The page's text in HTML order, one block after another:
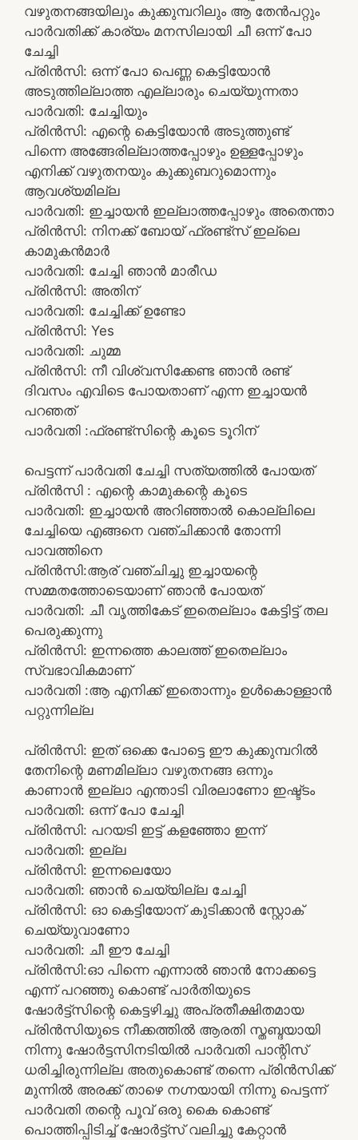
വഴുതനങ്ങയിലും കുക്കുമ്പറിലും ആ തേൻപറ്റും
പാർവതിക്ക് കാര്യം മനസിലായി ചീ ഒന്ന് പോ
ചേച്ചി
പ്രിൻസി: ഒന്ന് പോ പെണ്ണ കെട്ടിയോൻ
അടുത്തില്ലാത്ത എല്ലാരും ചെയ്യുന്നതാ
പാർവതി: ചേച്ചിയും
പ്രിൻസി: എന്റെ കെട്ടിയോൻ അടുത്തുണ്ട്
പിന്നെ അങ്ങേരില്ലാത്തപ്പോഴും ഉള്ളപ്പോഴും
എനിക്ക് വഴുതനയും കുക്കുബറുമൊന്നും
ആവശ്യമില്ല
പാർവതി: ഇച്ചായൻ ഇല്ലാത്തപ്പോഴും അതെന്താ
പ്രിൻസി: നിനക്ക് ബോയ് ഫ്രണ്ട്സ് ഇല്ലെ
കാമുകൻമാർ
പാർവതി: ചേച്ചി ഞാൻ മാരീഡ
പ്രിൻസി: അതിന്
പാർവതി: ചേച്ചിക്ക് ഉണ്ടോ
പ്രിൻസി: Yes
പാർവതി: ചുമ്മ
പ്രിൻസി: നീ വിശ്വസിക്കേണ്ട ഞാൻ രണ്ട്
ദിവസം എവിടെ പോയതാണ് എന്ന ഇച്ചായൻ
പറഞത്
പാർവതി :ഫ്രണ്ട്സിന്റെ കൂടെ ടൂറിന്
പെട്ടന്ന് പാർവതി ചേച്ചി സത്യത്തിൽ പോയത്
പ്രിൻസി : എന്റെ കാമുകന്റെ കൂടെ
പാർവതി: ഇച്ചായൻ അറിഞ്ഞാൽ കൊല്ലിലെ
ചേച്ചിയെ എങ്ങനെ വഞ്ചിക്കാൻ തോന്നി
പാവത്തിനെ
പ്രിൻസി:ആര് വഞ്ചിച്ചു ഇച്ചായന്റെ
സമ്മതത്തോടെയാണ് ഞാൻ പോയത്
പാർവതി: ചീ വൃത്തികേട് ഇതെല്ലാം കേട്ടിട്ട് തല
പെരുക്കുന്നു
പ്രിൻസി: ഇന്നത്തെ കാലത്ത് ഇതെല്ലാം
സ്വഭാവികമാണ്
പാർവതി :ആ എനിക്ക് ഇതൊന്നും ഉൾകൊള്ളാൻ
പറ്റുന്നില്ല
പ്രിൻസി: ഇത് ഒക്കെ പോട്ടെ ഈ കുക്കുമ്പറിൽ
തേനിന്റെ മണമില്ലാ വഴുതനങ്ങ ഒന്നും
കാണാൻ ഇല്ലാ എന്താടി വിരലാണോ ഇഷ്ട്ടം
പാർവതി: ഒന്ന് പോ ചേച്ചി
പ്രിൻസി: പറയടി ഇട്ട് കളഞ്ഞോ ഇന്ന്
പാർവതി: ഇല്ല
പ്രിൻസി: ഇന്നലെയോ
പാർവതി: ഞാൻ ചെയ്യില്ല ചേച്ചി
പ്രിൻസി: ഓ കെട്ടിയോന് കുടിക്കാൻ സ്റ്റോക്
ചെയ്യുവാണോ
പാർവതി: ചീ ഈ ചേച്ചി
പ്രിൻസി:ഓ പിന്നെ എന്നാൽ ഞാൻ നോക്കട്ടെ
എന്ന് പറഞ്ഞു കൊണ്ട് പാർതിയുടെ
ഷോർട്ട്സിന്റെ കെട്ടഴിച്ചു അപ്രതീക്ഷിതമായ
പ്രിൻസിയുടെ നീക്കത്തിൽ ആരതി സ്തബ്ദയായി
നിന്നു ഷോർട്ടസിനടിയിൽ പാർവതി പാന്റിസ്
ധരിച്ചിരുന്നില്ല അതുകൊണ്ട് തന്നെ പ്രിൻസിക്ക്
മുന്നിൽ അരക്ക് താഴെ നഗ്നയായി നിന്നു പെട്ടന്ന്
പാർവതി തന്റെ പൂവ് ഒരു കൈ കൊണ്ട്
പൊത്തിപ്പിടിച്ച് ഷോർട്ട്സ് വലിച്ചു കേറ്റാൻ